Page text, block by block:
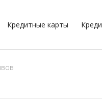
Кредитные карты